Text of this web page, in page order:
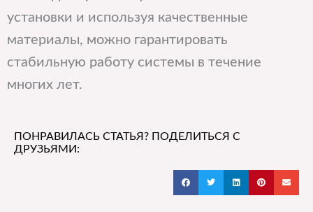
установки и используя качественные
материалы, можно гарантировать
стабильную работу системы в течение
многих лет.
ПОНРАВИЛАСЬ СТАТЬЯ? ПОДЕЛИТЬСЯ С
ДРУЗЬЯМИ: